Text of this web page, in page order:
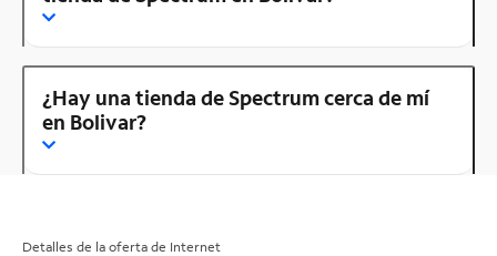
¿Hay una tienda de Spectrum cerca de mí
en Bolivar?
Detalles de la oferta de Internet